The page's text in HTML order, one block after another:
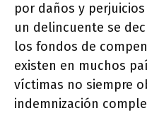
por daños y
un delincuente se
los fondos de
existen en muchos
víctimas no siempre
indemnización